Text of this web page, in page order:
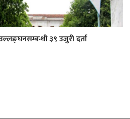
३९ उजुरी दर्ता